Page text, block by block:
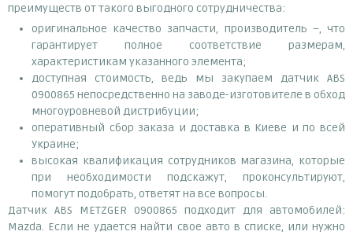
преимуществ от такого выгодного сотрудничества:
оригинальное качество запчасти, производитель –, что
гарантирует полное соответствие размерам,
характеристикам указанного элемента;
доступная стоимость, ведь мы закупаем датчик ABS
0900865 непосредственно на заводе-изготовителе в обход
многоуровневой дистрибуции;
оперативный сбор заказа и доставка в Киеве и по всей
Украине;
высокая квалификация сотрудников магазина, которые
при необходимости подскажут, проконсультируют,
помогут подобрать, ответят на все вопросы.
Датчик ABS METZGER 0900865 подходит для автомобилей:
Mazda. Если не удается найти свое авто в списке, или нужно